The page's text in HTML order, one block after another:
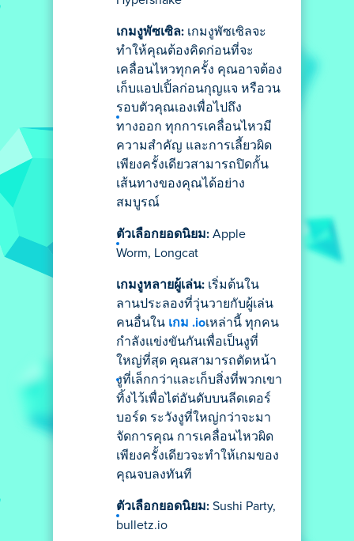
เกมงูพัซเซิล: เกมงูพัซเซิลจะ
ทำให้คุณต้องคิดก่อนที่จะ
เคลื่อนไหวทุกครั้ง คุณอาจต้อง
เก็บแอปเปิ้ลก่อนกุญแจ หรือวน
รอบตัวคุณเองเพื่อไปถึง
ทางออก ทุกการเคลื่อนไหวมี
ความสำคัญ และการเลี้ยวผิด
เพียงครั้งเดียวสามารถปิดกั้น
เส้นทางของคุณได้อย่าง
สมบูรณ์
ตัวเลือกยอดนิยม: Apple
Worm, Longcat
เกมงูหลายผู้เล่น: เริ่มต้นใน
ลานประลองที่วุ่นวายกับผู้เล่น
คนอื่นใน เกม .ioเหล่านี้ ทุกคน
กำลังแข่งขันกันเพื่อเป็นงูที่
ใหญ่ที่สุด คุณสามารถตัดหน้า
งูที่เล็กกว่าและเก็บสิ่งที่พวกเขา
ทิ้งไว้เพื่อไต่อันดับบนลีดเดอร์
บอร์ด ระวังงูที่ใหญ่กว่าจะมา
จัดการคุณ การเคลื่อนไหวผิด
เพียงครั้งเดียวจะทำให้เกมของ
คุณจบลงทันที
ตัวเลือกยอดนิยม: Sushi Party,
bulletz.io